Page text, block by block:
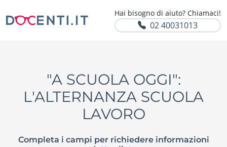
Hai bisogno di aiuto? Chiamaci!
02 40031013
"A SCUOLA OGGI":
L'ALTERNANZA SCUOLA
LAVORO
Completa i campi per richiedere informazioni